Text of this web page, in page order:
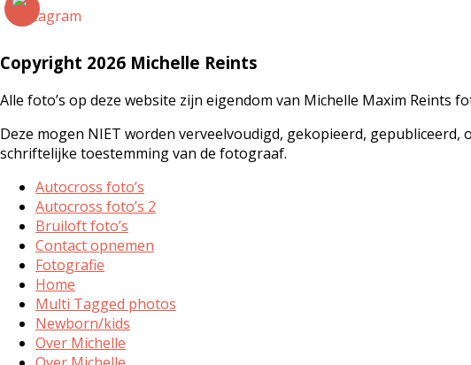
Copyright 2026 Michelle Reints
Alle foto’s op deze website zijn eigendom van Michelle Maxim Reints
Deze mogen NIET worden verveelvoudigd, gekopieerd,
schriftelijke toestemming van de fotograaf.
Autocross foto’s
Autocross foto’s 2
Bruiloft foto’s
Contact opnemen
Fotografie
Home
Multi Tagged photos
Newborn/kids
Over Michelle